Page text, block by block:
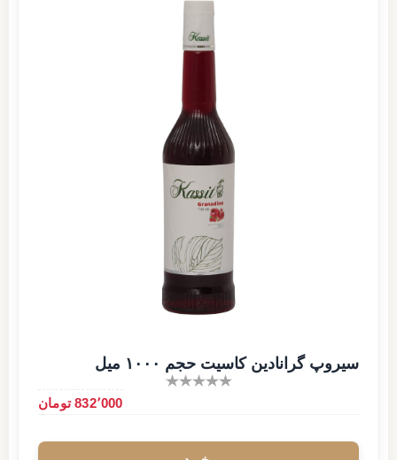
سیروپ گرانادین کاسیت حجم ۱۰۰۰ میل
832٬000 تومان